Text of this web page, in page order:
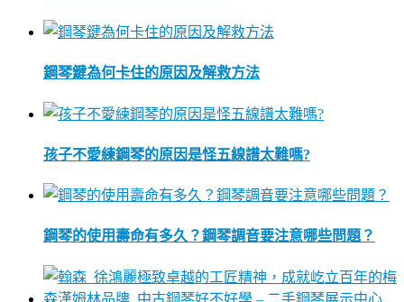
鋼琴鍵為何卡住的原因及解救方法
孩子不愛練鋼琴的原因是怪五線譜太難嗎?
鋼琴的使用壽命有多久？鋼琴調音要注意哪些問題？